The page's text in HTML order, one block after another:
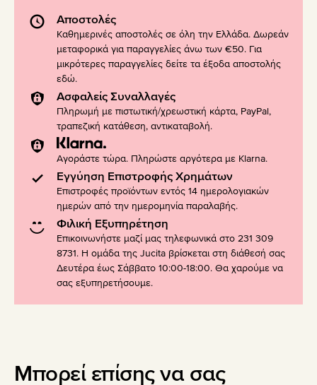
Αποστολές
Καθημερινές αποστολές σε όλη την Ελλάδα. Δωρεάν
μεταφορικά για παραγγελίες άνω των €50. Για
μικρότερες παραγγελίες δείτε τα έξοδα αποστολής
εδώ.
Ασφαλείς Συναλλαγές
Πληρωμή με πιστωτική/χρεωστική κάρτα, PayPal,
τραπεζική κατάθεση, αντικαταβολή.
Αγοράστε τώρα. Πληρώστε αργότερα με Klarna.
Εγγύηση Επιστροφής Χρημάτων
Επιστροφές προϊόντων εντός 14 ημερολογιακών
ημερών από την ημερομηνία παραλαβής.
Φιλική Εξυπηρέτηση
Επικοινωνήστε μαζί μας τηλεφωνικά στο 231 309
8731. Η ομάδα της Jucita βρίσκεται στη διάθεσή σας
Δευτέρα έως Σάββατο 10:00-18:00. Θα χαρούμε να
σας εξυπηρετήσουμε.
Μπορεί επίσης να σας